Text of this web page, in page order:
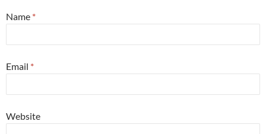
Name *
Email *
Website